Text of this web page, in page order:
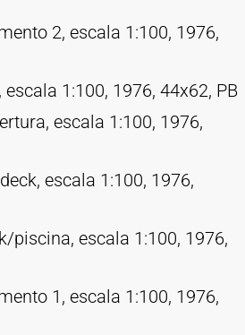
2, escala 1:100, 1976,
1:100, 1976, 44x62, PB
escala 1:100, 1976,
escala 1:100, 1976,
piscina, escala 1:100, 1976,
1, escala 1:100, 1976,